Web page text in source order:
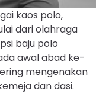
kaos polo,
dari olahraga
baju polo
awal abad ke-
mengenakan
dan dasi.